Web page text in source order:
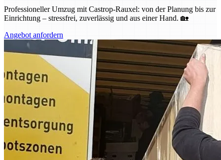
Professioneller Umzug mit Castrop-Rauxel: von der Planung bis zur
Einrichtung – stressfrei, zuverlässig und aus einer Hand. 🏡
Angebot anfordern